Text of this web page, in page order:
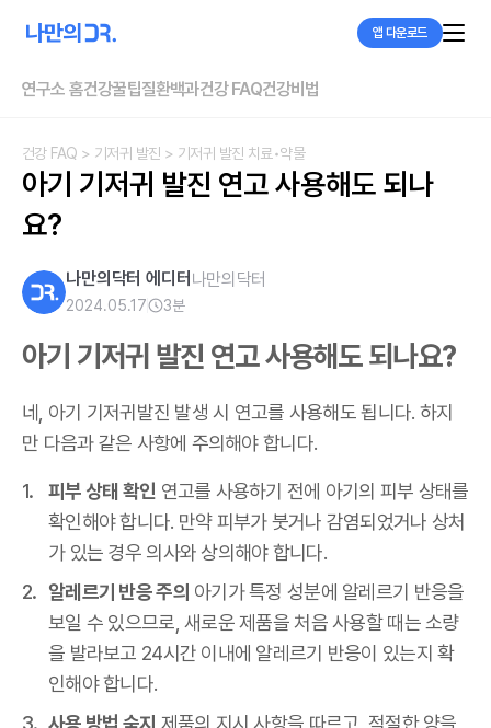
앱 다운로드
연구소 홈건강꿀팁질환백과건강 FAQ건강비법
건강 FAQ > 기저귀 발진 > 기저귀 발진 치료•약물
아기 기저귀 발진 연고 사용해도 되나
요?
나만의닥터 에디터 나만의닥터
2024.05.17 3분
아기 기저귀 발진 연고 사용해도 되나요?
네, 아기 기저귀발진 발생 시 연고를 사용해도 됩니다. 하지
만 다음과 같은 사항에 주의해야 합니다.
피부 상태 확인 연고를 사용하기 전에 아기의 피부 상태를
확인해야 합니다. 만약 피부가 붓거나 감염되었거나 상처
가 있는 경우 의사와 상의해야 합니다.
알레르기 반응 주의 아기가 특정 성분에 알레르기 반응을
보일 수 있으므로, 새로운 제품을 처음 사용할 때는 소량
을 발라보고 24시간 이내에 알레르기 반응이 있는지 확
인해야 합니다.
사용 방법 숙지 제품의 지시 사항을 따르고, 적절한 양을